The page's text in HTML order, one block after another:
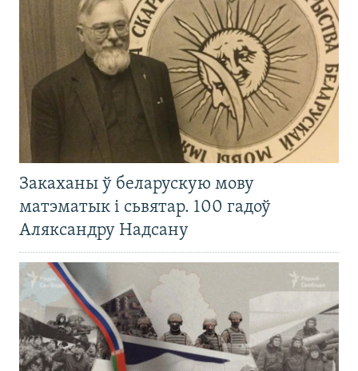
Закаханы ў беларускую мову
матэматык і сьвятар. 100 гадоў
Аляксандру Надсану